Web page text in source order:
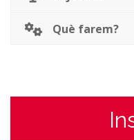
Què farem?